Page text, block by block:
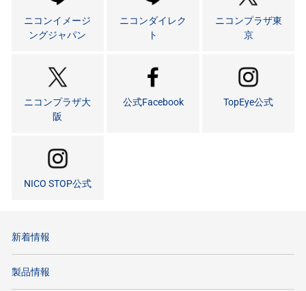
ニコンイメージ
ングジャパン
ニコンダイレク
ト
ニコンプラザ東
京
ニコンプラザ大
阪
公式Facebook TopEye公式
NICO STOP公式
新着情報
製品情報